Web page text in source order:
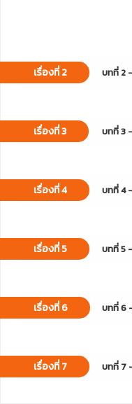
เรื่องที่ 2 บทที่ 2
เรื่องที่ 3 บทที่ 3
เรื่องที่ 4 บทที่ 4
เรื่องที่ 5 บทที่ 5
เรื่องที่ 6 บทที่ 6
เรื่องที่ 7 บทที่ 7